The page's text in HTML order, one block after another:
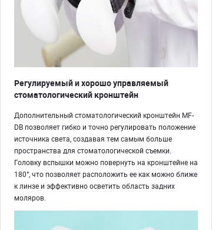
Регулируемый и хорошо управляемый
стоматологический кронштейн
Дополнительный стоматологический кронштейн MF-
DB позволяет гибко и точно регулировать положение
источника света, создавая тем самым больше
пространства для стоматологической съемки.
Головку вспышки можно повернуть на кронштейне на
180°, что позволяет расположить ее как можно ближе
к линзе и эффективно осветить область задних
моляров.